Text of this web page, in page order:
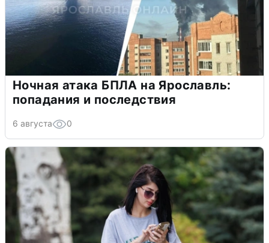
Ночная атака БПЛА на Ярославль:
попадания и последствия
6 августа 0